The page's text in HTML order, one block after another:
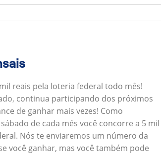
reais pela loteria federal todo mês!
continua participando dos próximos
de ganhar mais vezes! Como
de cada mês você concorre a 5 mil
Nós te enviaremos um número da
você ganhar, mas você também pode